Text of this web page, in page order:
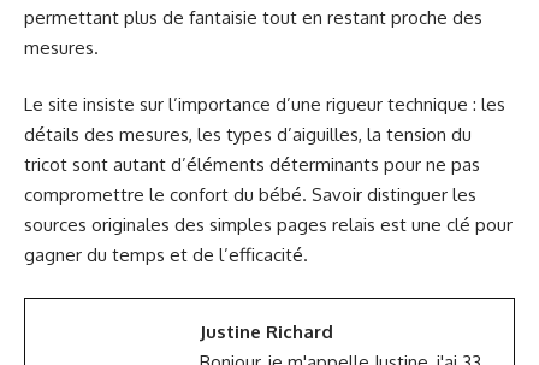
permettant plus de fantaisie tout en restant proche des
mesures.
Le site insiste sur l’importance d’une rigueur technique : les
détails des mesures, les types d’aiguilles, la tension du
tricot sont autant d’éléments déterminants pour ne pas
compromettre le confort du bébé. Savoir distinguer les
sources originales des simples pages relais est une clé pour
gagner du temps et de l’efficacité.
Justine Richard